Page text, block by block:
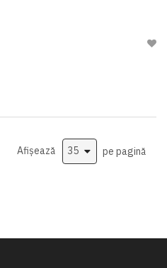
Afișează pe pagină